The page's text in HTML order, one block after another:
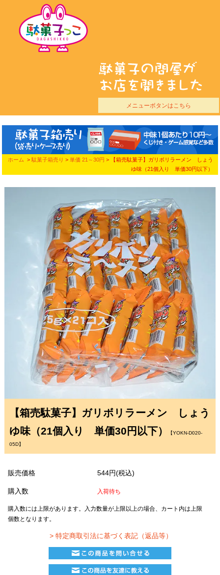
メニューボタンはこちら
ホーム > 駄菓子箱売り > 単価 21～30円 > 【箱売駄菓子】ガリボリラーメン しょう
ゆ味（21個入り 単価30円以下）
【箱売駄菓子】ガリボリラーメン しょう
ゆ味（21個入り 単価30円以下）
【YOKN-D020-
05D】
販売価格 544円(税込)
購入数 入荷待ち
購入数には上限があります。入力数量が上限以上の場合、カート内は上限
個数となります。
> 特定商取引法に基づく表記（返品等）